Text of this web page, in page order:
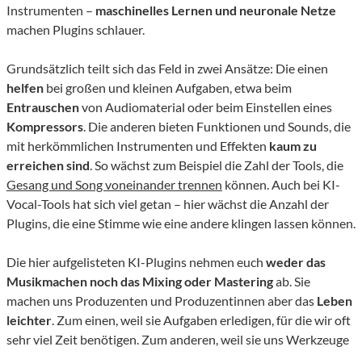
Instrumenten – maschinelles Lernen und neuronale Netze
machen Plugins schlauer.
Grundsätzlich teilt sich das Feld in zwei Ansätze: Die einen
helfen bei großen und kleinen Aufgaben, etwa beim
Entrauschenvon Audiomaterial oder beim Einstellen eines
Kompressors. Die anderen bieten Funktionen und Sounds, die
mit herkömmlichen Instrumenten und Effekten kaum zu
erreichen sind. So wächst zum Beispiel die Zahl der Tools, die
Gesang und Song voneinander trennen können. Auch bei KI-
Vocal-Tools hat sich viel getan – hier wächst die Anzahl der
Plugins, die eine Stimme wie eine andere klingen lassen können.
Die hier aufgelisteten KI-Plugins nehmen euch weder das
Musikmachen noch das Mixing oder Masteringab. Sie
machen uns Produzenten und Produzentinnen aber das Leben
leichter. Zum einen, weil sie Aufgaben erledigen, für die wir oft
sehr viel Zeit benötigen. Zum anderen, weil sie uns Werkzeuge